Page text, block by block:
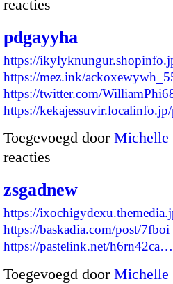
reacties
pdgayyha
https://
https://mez.ink/
https://twitter.com/
https://
Toegevoegd door Michelle
reacties
zsgadnew
https://
https://baskadia.com/post/7fboi
https://pastelink.net/h6rn42ca…
Toegevoegd door Michelle